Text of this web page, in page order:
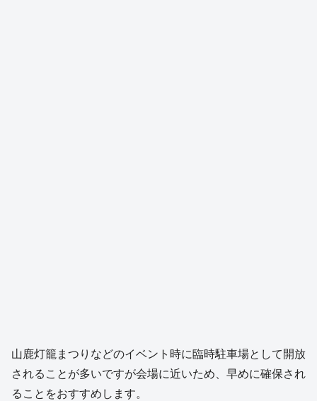
山鹿灯籠まつりなどのイベント時に臨時駐車場として開放
されることが多いですが会場に近いため、早めに確保され
ることをおすすめします。